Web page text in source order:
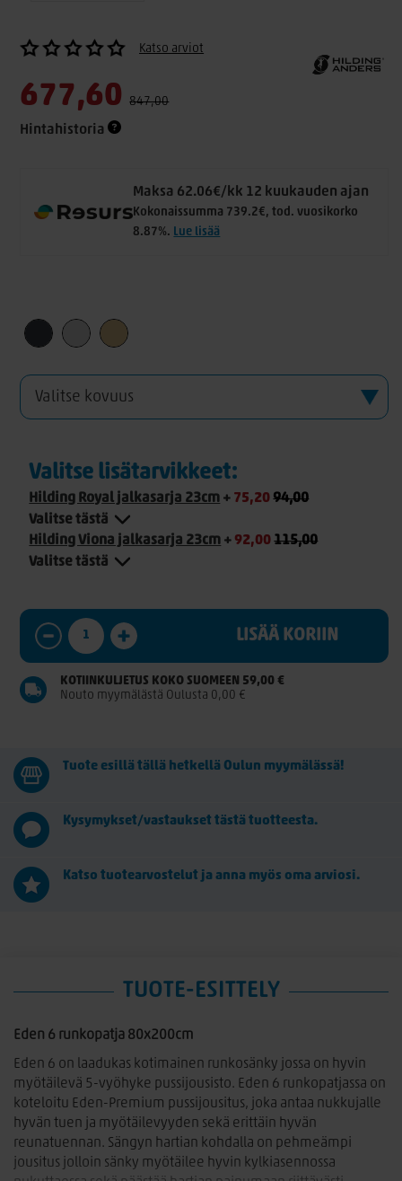
Katso arviot
677,60 847,00
Hintahistoria
Maksa 62.06€/kk 12 kuukauden ajan
Kokonaissumma 739.2€, tod. vuosikorko
8.87%. Lue lisää
Valitse lisätarvikkeet:
Hilding Royal jalkasarja 23cm + 75,20 94,00
Valitse tästä
Hilding Viona jalkasarja 23cm + 92,00 115,00
Valitse tästä
LISÄÄ KORIIN
KOTIINKULJETUS KOKO SUOMEEN 59,00 €
Nouto myymälästä Oulusta 0,00 €
Tuote esillä tällä hetkellä Oulun myymälässä!
Kysymykset/vastaukset tästä tuotteesta.
Katso tuotearvostelut ja anna myös oma arviosi.
TUOTE-ESITTELY
Eden 6 runkopatja 80x200cm
Eden 6 on laadukas kotimainen runkosänky jossa on hyvin
myötäilevä 5-vyöhyke pussijousisto. Eden 6 runkopatjassa on
koteloitu Eden-Premium pussijousitus, joka antaa nukkujalle
hyvän tuen ja myötäilevyyden sekä erittäin hyvän
reunatuennan. Sängyn hartian kohdalla on pehmeämpi
jousitus jolloin sänky myötäilee hyvin kylkiasennossa